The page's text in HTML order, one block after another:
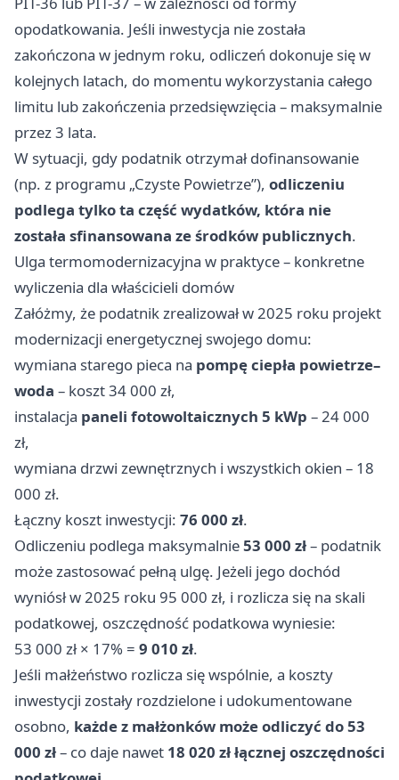
opodatkowania. Jeśli inwestycja nie została
zakończona w jednym roku, odliczeń dokonuje się w
kolejnych latach, do momentu wykorzystania całego
limitu lub zakończenia przedsięwzięcia – maksymalnie
przez 3 lata.
W sytuacji, gdy podatnik otrzymał dofinansowanie
(np. z programu „Czyste Powietrze”), odliczeniu
podlega tylko ta część wydatków, która nie
została sfinansowana ze środków publicznych.
Ulga termomodernizacyjna w praktyce – konkretne
wyliczenia dla właścicieli domów
Załóżmy, że podatnik zrealizował w 2025 roku projekt
modernizacji energetycznej swojego domu:
wymiana starego pieca na pompę ciepła powietrze–
woda – koszt 34 000 zł,
instalacja paneli fotowoltaicznych 5 kWp – 24 000
zł,
wymiana drzwi zewnętrznych i wszystkich okien – 18
000 zł.
Łączny koszt inwestycji: 76 000 zł.
Odliczeniu podlega maksymalnie53 000 zł– podatnik
może zastosować pełną ulgę. Jeżeli jego dochód
wyniósł w 2025 roku 95 000 zł, i rozlicza się na skali
podatkowej, oszczędność podatkowa wyniesie:
53 000 zł × 17% = 9 010 zł.
Jeśli małżeństwo rozlicza się wspólnie, a koszty
inwestycji zostały rozdzielone i udokumentowane
osobno, każde z małżonków może odliczyć do 53
000 zł– co daje nawet 18 020 zł łącznej oszczędności